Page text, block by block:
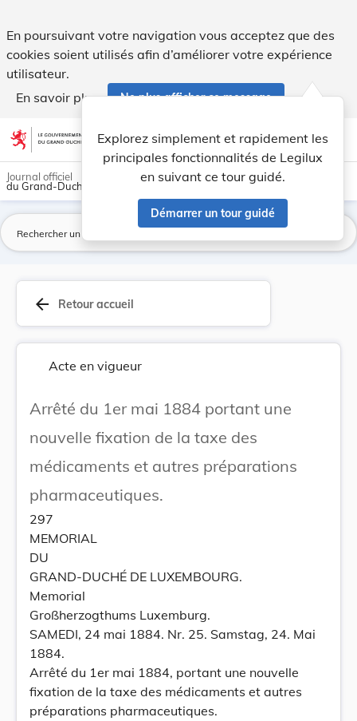
En poursuivant votre navigation vous acceptez que des
cookies soient utilisés afin d’améliorer votre expérience
utilisateur.
En savoir plus
Ne plus afficher ce message
Aller au contenu account_circle help Aide
Explorez simplement et rapidement les
principales fonctionnalités de Legilux
en suivant ce tour guidé.
Démarrer un tour guidé
light_mode dark_mode
Journal officiel
du Grand-Duché de Luxembourg
arrow_back Retour accueil
Acte en vigueur
Arrêté du 1er mai 1884 portant une
nouvelle fixation de la taxe des
médicaments et autres préparations
pharmaceutiques.
297
MEMORIAL
DU
GRAND-DUCHÉ DE LUXEMBOURG.
Memorial
Großherzogthums Luxemburg.
SAMEDI, 24 mai 1884. Nr. 25. Samstag, 24. Mai
1884.
Arrêté du 1er mai 1884, portant une nouvelle
fixation de la taxe des médicaments et autres
préparations pharmaceutiques.